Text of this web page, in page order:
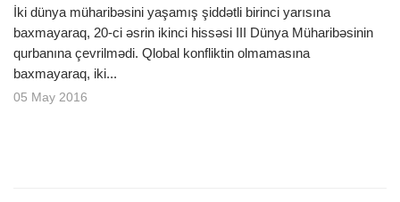
İki dünya müharibəsini yaşamış şiddətli birinci yarısına
baxmayaraq, 20-ci əsrin ikinci hissəsi III Dünya Müharibəsinin
qurbanına çevrilmədi. Qlobal konfliktin olmamasına
baxmayaraq, iki...
05 May 2016